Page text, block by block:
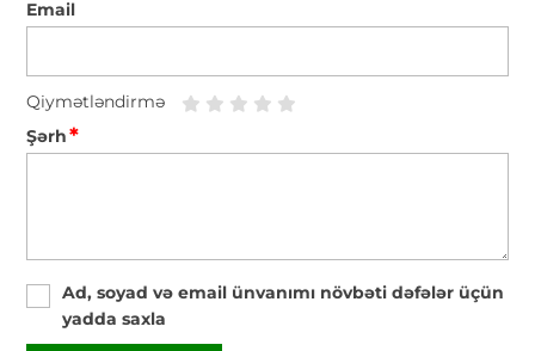
Email
Qiymətləndirmə
Şərh*
Ad, soyad və email ünvanımı növbəti dəfələr üçün
yadda saxla